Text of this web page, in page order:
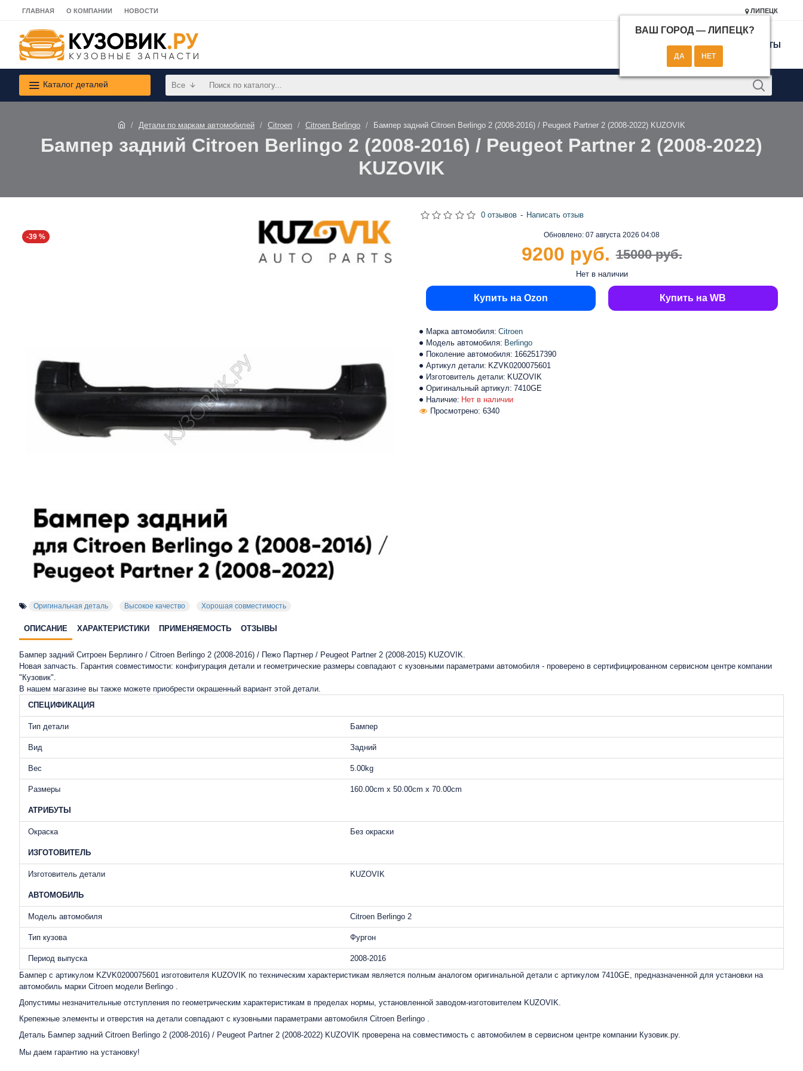
ГЛАВНАЯ О КОМПАНИИ НОВОСТИ ЛИПЕЦК
ВАШ ГОРОД — ЛИПЕЦК?
КОНТАКТЫ
Каталог деталей Все
Детали по маркам автомобилей Citroen Citroen Berlingo Бампер задний Citroen Berlingo 2 (2008-2016) / Peugeot Partner 2 (2008-2022) KUZOVIK
Бампер задний Citroen Berlingo 2 (2008-2016) / Peugeot Partner 2 (2008-2022)
KUZOVIK
-39 %
Оригинальная деталь Высокое качество Хорошая совместимость
Наличие: Нет в наличии
Марка автомобиля: Citroen
Модель автомобиля: Berlingo
Поколение автомобиля: 1662517390
Артикул детали: KZVK0200075601
Изготовитель детали: KUZOVIK
Оригинальный артикул: 7410GE
Просмотрено: 6340
Обновлено: 07 августа 2026 04:08
Нет в наличии
0 отзывов - Написать отзыв
15000 руб.
9200 руб.
Купить на Ozon Купить на WB
ОПИСАНИЕ ХАРАКТЕРИСТИКИ ПРИМЕНЯЕМОСТЬ ОТЗЫВЫ
Бампер задний Ситроен Берлинго / Citroen Berlingo 2 (2008-2016) / Пежо Партнер / Peugeot Partner 2 (2008-2015) KUZOVIK.
Новая запчасть. Гарантия совместимости: конфигурация детали и геометрические размеры совпадают с кузовными параметрами автомобиля - проверено в сертифицированном сервисном центре компании
"Кузовик".
В нашем магазине вы также можете приобрести окрашенный вариант этой детали.
СПЕЦИФИКАЦИЯ
Тип детали Бампер
Вид Задний
Вес 5.00kg
Размеры 160.00cm x 50.00cm x 70.00cm
АТРИБУТЫ
Окраска Без окраски
ИЗГОТОВИТЕЛЬ
Изготовитель детали KUZOVIK
АВТОМОБИЛЬ
Модель автомобиля Citroen Berlingo 2
Тип кузова Фургон
Период выпуска
2008-2016
Бампер с артикулом KZVK0200075601 изготовителя KUZOVIK по техническим характеристикам является полным аналогом оригинальной детали с артикулом 7410GE, предназначенной для установки на
автомобиль марки Citroen модели Berlingo .
Допустимы незначительные отступления по геометрическим характеристикам в пределах нормы, установленной заводом-изготовителем KUZOVIK.
Крепежные элементы и отверстия на детали совпадают с кузовными параметрами автомобиля Citroen Berlingo .
Деталь Бампер задний Citroen Berlingo 2 (2008-2016) / Peugeot Partner 2 (2008-2022) KUZOVIK проверена на совместимость с автомобилем в сервисном центре компании Кузовик.ру.
Мы даем гарантию на установку!